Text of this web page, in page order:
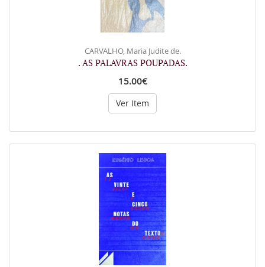
CARVALHO, Maria Judite de.
. AS PALAVRAS POUPADAS.
15.00€
Ver Item